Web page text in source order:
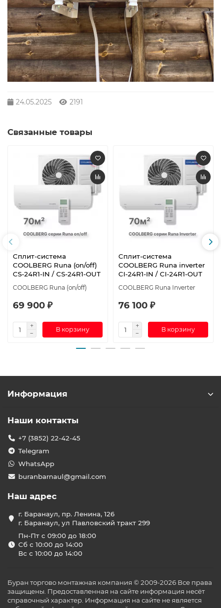
24.05.2025 2191
Связанные товары
Сплит-система
СOOLBERG Runa (on/off)
CS-24R1-IN / CS-24R1-OUT
СOOLBERG Runa (on/off)
69 900 ₽
В корзину
Сплит-система
СOOLBERG Runa inverter
CI-24R1-IN / CI-24R1-OUT
СOOLBERG Runa Inverter
76 100 ₽
В корзину
Информация
Наши контакты
+7 (3852) 22-42-45
Telegram
WhatsApp
buranbarnaul@gmail.com
Наш адрес
г. Баранаул, пр. Ленина, 126
г. Баранаул, ул Павловский тракт 299
Пн-Пт с 09:00 до 18:00
Сб с 10:00 до 14:00
Вс с 10:00 до 14:00
Буран торгово монтажная компания © 2009-2026 Все права
защищены. Предоставленная на сайте информация несёт
справочный характер. Информация на сайте не является